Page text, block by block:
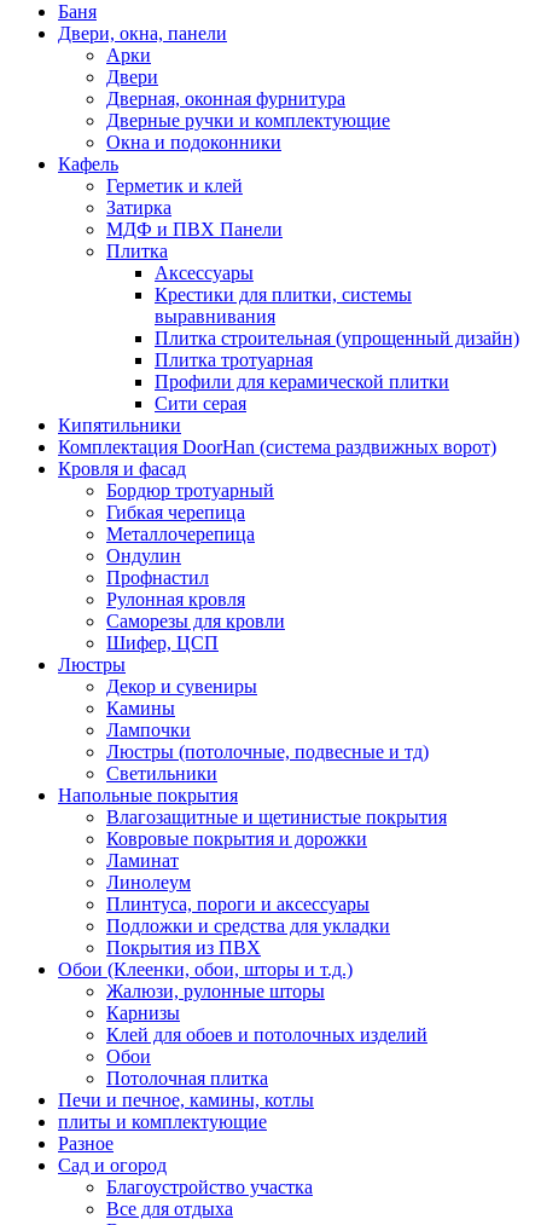
Баня
Двери, окна, панели
Арки
Двери
Дверная, оконная фурнитура
Дверные ручки и комплектующие
Окна и подоконники
Кафель
Герметик и клей
Затирка
МДФ и ПВХ Панели
Плитка
Аксессуары
Крестики для плитки, системы
выравнивания
Плитка строительная (упрощенный дизайн)
Плитка тротуарная
Профили для керамической плитки
Сити серая
Кипятильники
Комплектация DoorHan (система раздвижных ворот)
Кровля и фасад
Бордюр тротуарный
Гибкая черепица
Металлочерепица
Ондулин
Профнастил
Рулонная кровля
Саморезы для кровли
Шифер, ЦСП
Люстры
Декор и сувениры
Камины
Лампочки
Люстры (потолочные, подвесные и тд)
Светильники
Напольные покрытия
Влагозащитные и щетинистые покрытия
Ковровые покрытия и дорожки
Ламинат
Линолеум
Плинтуса, пороги и аксессуары
Подложки и средства для укладки
Покрытия из ПВХ
Обои (Клеенки, обои, шторы и т.д.)
Жалюзи, рулонные шторы
Карнизы
Клей для обоев и потолочных изделий
Обои
Потолочная плитка
Печи и печное, камины, котлы
плиты и комплектующие
Разное
Сад и огород
Благоустройство участка
Все для отдыха